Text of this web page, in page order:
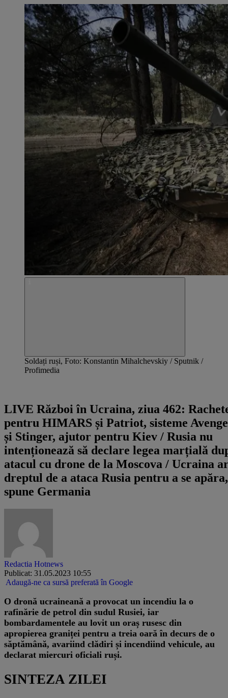
Soldați ruși, Foto: Konstantin Mihalchevskiy / Sputnik /
Profimedia
LIVE Război în Ucraina, ziua 462:
pentru HIMARS și Patriot, sisteme
și Stinger, ajutor pentru Kiev / Rusia nu
intenționează să declare legea marțială
atacul cu drone de la Moscova / Ucraina
dreptul de a ataca Rusia pentru a se apăra,
spune Germania
Redactia Hotnews
Publicat: 31.05.2023 10:55
Adaugă-ne ca sursă preferată în Google
O dronă ucraineană a provocat un incendiu la o
rafinărie de petrol din sudul Rusiei, iar
bombardamentele au lovit un oraș rusesc din
apropierea graniței pentru a treia oară în decurs de o
săptămână, avariind clădiri și incendiind vehicule, au
declarat miercuri oficiali ruși.
SINTEZA ZILEI